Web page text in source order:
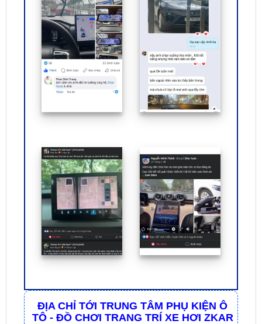
TÔ - ĐỒ CHƠI TRANG TRÍ XE HƠI ZKAR
☎Bấm vào để gọi Tổng Đài Hotline 1:☎ 0949 60